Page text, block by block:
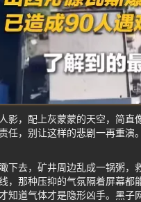
影，配上灰蒙蒙的天空，简
任，别让这样的悲剧一再重演。
下去，矿井周边乱成一锅粥
，那种压抑的气氛隔着屏幕都
知道气体才是隐形凶手。黑子